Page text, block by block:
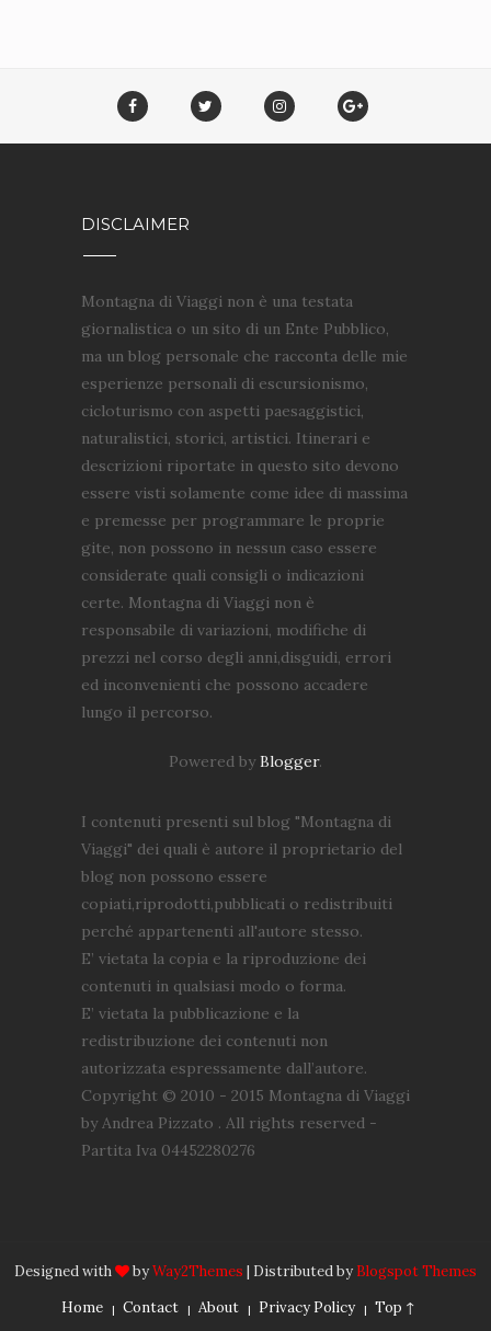
DISCLAIMER
Montagna di Viaggi non è una testata
giornalistica o un sito di un Ente Pubblico,
ma un blog personale che racconta delle mie
esperienze personali di escursionismo,
cicloturismo con aspetti paesaggistici,
naturalistici, storici, artistici. Itinerari e
descrizioni riportate in questo sito devono
essere visti solamente come idee di massima
e premesse per programmare le proprie
gite, non possono in nessun caso essere
considerate quali consigli o indicazioni
certe. Montagna di Viaggi non è
responsabile di variazioni, modifiche di
prezzi nel corso degli anni,disguidi, errori
ed inconvenienti che possono accadere
lungo il percorso.
Powered byBlogger.
I contenuti presenti sul blog "Montagna di
Viaggi" dei quali è autore il proprietario del
blog non possono essere
copiati,riprodotti,pubblicati o redistribuiti
perché appartenenti all'autore stesso.
E’ vietata la copia e la riproduzione dei
contenuti in qualsiasi modo o forma.
E’ vietata la pubblicazione e la
redistribuzione dei contenuti non
autorizzata espressamente dall’autore.
Copyright © 2010 - 2015 Montagna di Viaggi
by Andrea Pizzato . All rights reserved -
Partita Iva 04452280276
Designed with byWay2Themes | Distributed by Blogspot Themes
Home
Contact About Privacy Policy Top ↑